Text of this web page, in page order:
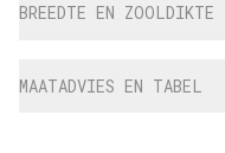
BREEDTE EN ZOOLDIKTE
MAATADVIES EN TABEL